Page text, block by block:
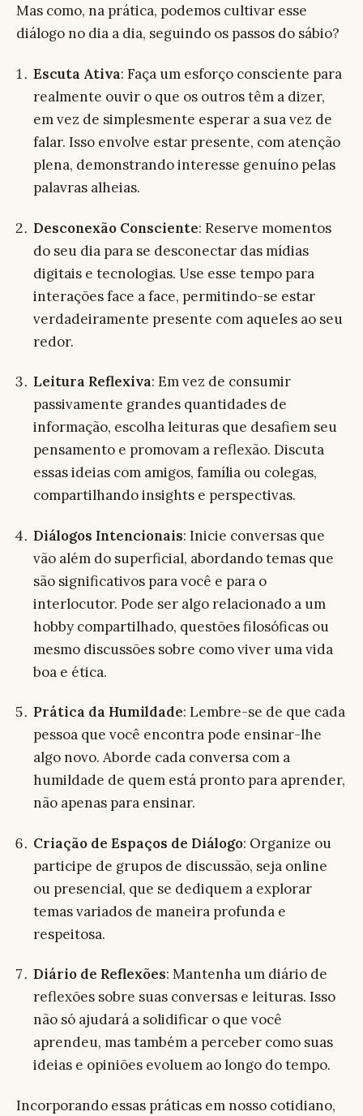
Mas como, na prática, podemos cultivar esse
diálogo no dia a dia, seguindo os passos do sábio?
Escuta Ativa: Faça um esforço consciente para
realmente ouvir o que os outros têm a dizer,
em vez de simplesmente esperar a sua vez de
falar. Isso envolve estar presente, com atenção
plena, demonstrando interesse genuíno pelas
palavras alheias.
Desconexão Consciente: Reserve momentos
do seu dia para se desconectar das mídias
digitais e tecnologias. Use esse tempo para
interações face a face, permitindo-se estar
verdadeiramente presente com aqueles ao seu
redor.
Leitura Reflexiva: Em vez de consumir
passivamente grandes quantidades de
informação, escolha leituras que desafiem seu
pensamento e promovam a reflexão. Discuta
essas ideias com amigos, família ou colegas,
compartilhando insights e perspectivas.
Diálogos Intencionais: Inicie conversas que
vão além do superficial, abordando temas que
são significativos para você e para o
interlocutor. Pode ser algo relacionado a um
hobby compartilhado, questões filosóficas ou
mesmo discussões sobre como viver uma vida
boa e ética.
Prática da Humildade: Lembre-se de que cada
pessoa que você encontra pode ensinar-lhe
algo novo. Aborde cada conversa com a
humildade de quem está pronto para aprender,
não apenas para ensinar.
Criação de Espaços de Diálogo: Organize ou
participe de grupos de discussão, seja online
ou presencial, que se dediquem a explorar
temas variados de maneira profunda e
respeitosa.
Diário de Reflexões: Mantenha um diário de
reflexões sobre suas conversas e leituras. Isso
não só ajudará a solidificar o que você
aprendeu, mas também a perceber como suas
ideias e opiniões evoluem ao longo do tempo.
Incorporando essas práticas em nosso cotidiano,